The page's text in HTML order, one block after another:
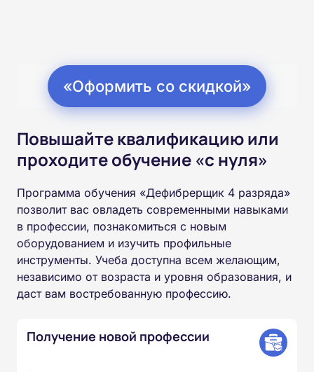
«Оформить со скидкой»
Повышайте квалификацию или
проходите обучение «с нуля»
Программа обучения «Дефибрерщик 4 разряда»
позволит вас овладеть современными навыками
в профессии, познакомиться с новым
оборудованием и изучить профильные
инструменты. Учеба доступна всем желающим,
независимо от возраста и уровня образования, и
даст вам востребованную профессию.
Получение новой профессии